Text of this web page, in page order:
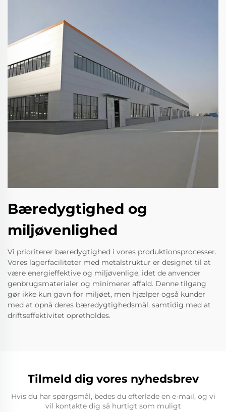
Bæredygtighed og
miljøvenlighed
Vi prioriterer bæredygtighed i vores produktionsprocesser.
Vores lagerfaciliteter med metalstruktur er designet til at
være energieffektive og miljøvenlige, idet de anvender
genbrugsmaterialer og minimerer affald. Denne tilgang
gør ikke kun gavn for miljøet, men hjælper også kunder
med at opnå deres bæredygtighedsmål, samtidig med at
driftseffektivitet opretholdes.
Tilmeld dig vores nyhedsbrev
Hvis du har spørgsmål, bedes du efterlade en e-mail, og vi
vil kontakte dig så hurtigt som muligt